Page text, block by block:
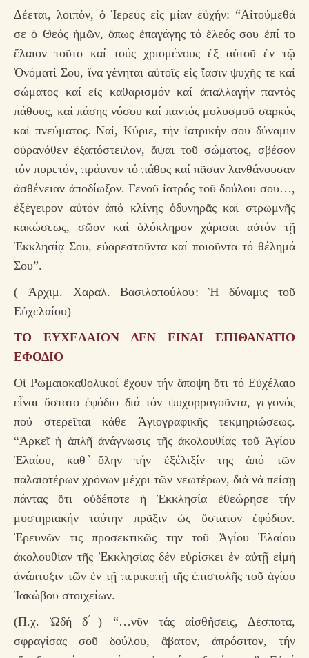
Δέεται, λοιπόν, ὁ Ἱερεύς εἰς μίαν εὐχήν: “Αἰτούμεθά
σε ὁ Θεός ἡμῶν, ὅπως ἐπαγάγης τό ἔλεός σου ἐπί το
ἔλαιον τοῦτο καί τούς χριομένους ἐξ αὐτοῦ ἐν τῷ
Ὀνόματί Σου, ἵνα γένηται αὐτοῖς εἰς ἴασιν ψυχῆς τε καί
σώματος καί εἰς καθαρισμόν καί ἀπαλλαγήν παντός
πάθους, καί πάσης νόσου καί παντός μολυσμοῦ σαρκός
καί πνεύματος. Ναί, Κύριε, τήν ἰατρικήν σου δύναμιν
οὐρανόθεν ἐξαπόστειλον, ἅψαι τοῦ σώματος, σβέσον
τόν πυρετόν, πράυνον τό πάθος καί πᾶσαν λανθάνουσαν
ἀσθένειαν ἀποδίωξον. Γενοῦ ἰατρός τοῦ δούλου σου…,
ἐξέγειρον αὐτόν ἀπό κλίνης ὀδυνηρᾶς καί στρωμνῆς
κακώσεως, σῶον καί ὁλόκληρον χάρισαι αὐτόν τῇ
Ἐκκλησίᾳ Σου, εὐαρεστοῦντα καί ποιοῦντα τό θέλημά
Σου”.
( Ἀρχιμ. Χαραλ. Βασιλοπούλου: Ἡ δύναμις τοῦ
Εὐχελαίου)
ΤΟ ΕΥΧΕΛΑΙΟΝ ΔΕΝ ΕΙΝΑΙ ΕΠΙΘΑΝΑΤΙΟ
ΕΦΟΔΙΟ
Οἱ Ρωμαιοκαθολικοί ἔχουν τήν ἄποψη ὅτι τό Εὐχέλαιο
εἶναι ὕστατο ἐφόδιο διά τόν ψυχορραγοῦντα, γεγονός
πού στερεῖται κάθε Ἁγιογραφικῆς τεκμηριώσεως.
“Ἀρκεῖ ἡ ἁπλῆ ἀνάγνωσις τῆς ἀκολουθίας τοῦ Ἁγίου
Ἐλαίου, καθ ̓ὅλην τήν ἐξέλιξίν της ἀπό τῶν
παλαιοτέρων χρόνων μέχρι τῶν νεωτέρων, διά νά πείσῃ
πάντας ὅτι οὐδέποτε ἡ Ἐκκλησία ἐθεώρησε τήν
μυστηριακήν ταύτην πρᾶξιν ὡς ὕστατον ἐφόδιον.
Ἐρευνῶν τις προσεκτικῶς την τοῦ Ἁγίου Ἐλαίου
ἀκολουθίαν τῆς Ἐκκλησίας δέν εὑρίσκει ἐν αὐτῇ εἰμή
ἀνάπτυξιν τῶν ἐν τῇ περικοπῇ τῆς ἐπιστολῆς τοῦ ἁγίου
Ἰακώβου στοιχείων.
(Π.χ. Ὠδή δ ́) “…νῦν τάς αἰσθἠσεις, Δέσποτα,
σφραγίσας σοῦ δούλου, ἄβατον, ἀπρόσιτον, τήν